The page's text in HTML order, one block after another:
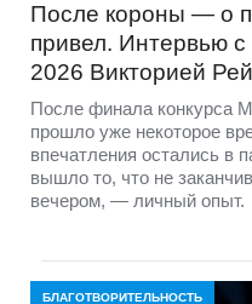
После короны — о
привел. Интервью
2026 Викторией
После финала конкурса
прошло уже некоторое
впечатления остались в
вышло то, что не
вечером, — личный опыт.
БЛАГОТВОРИТЕЛЬНОСТЬ